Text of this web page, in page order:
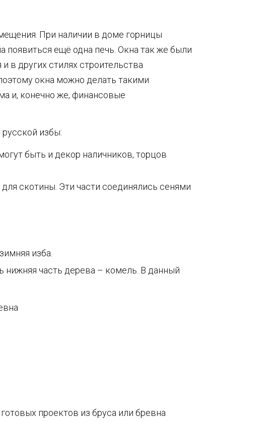
При наличии в доме горницы
появиться ещё одна печь. Окна так же были
в других стилях строительства
окна можно делать такими
и, конечно же, финансовые
избы:
быть и декор наличников, торцов
скотины. Эти части соединялись сенями
изба.
нижняя часть дерева – комель. В данный
проектов из бруса или бревна